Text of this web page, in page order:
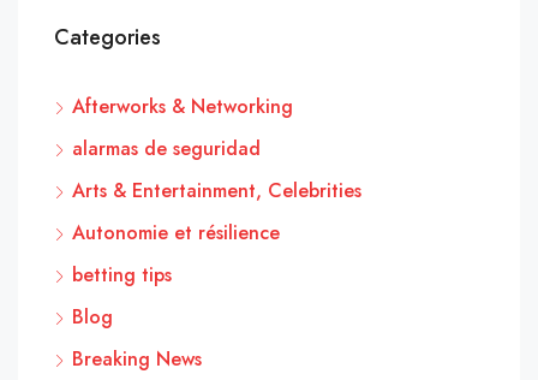
Categories
Afterworks & Networking
alarmas de seguridad
Arts & Entertainment, Celebrities
Autonomie et résilience
betting tips
Blog
Breaking News